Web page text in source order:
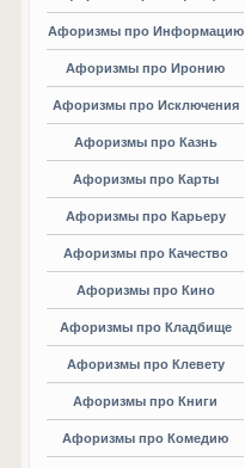
Афоризмы про Информацию
Афоризмы про Иронию
Афоризмы про Исключения
Афоризмы про Казнь
Афоризмы про Карты
Афоризмы про Карьеру
Афоризмы про Качество
Афоризмы про Кино
Афоризмы про Кладбище
Афоризмы про Клевету
Афоризмы про Книги
Афоризмы про Комедию